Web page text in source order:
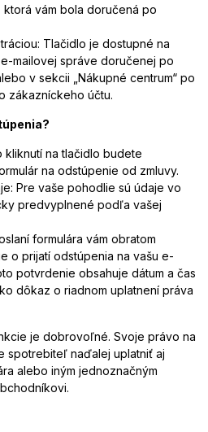
vám bola doručená po
Tlačidlo je dostupné na
mailovej správe doručenej po
v sekcii „Nákupné centrum“ po
zákazníckeho účtu.
kliknutí na tlačidlo budete
na odstúpenie od zmluvy.
Pre vaše pohodlie sú údaje vo
predvyplnené podľa vašej
formulára vám obratom
o prijatí odstúpenia na vašu e-
potvrdenie obsahuje dátum a čas
dôkaz o riadnom uplatnení práva
je dobrovoľné. Svoje právo na
spotrebiteľ naďalej uplatniť aj
alebo iným jednoznačným